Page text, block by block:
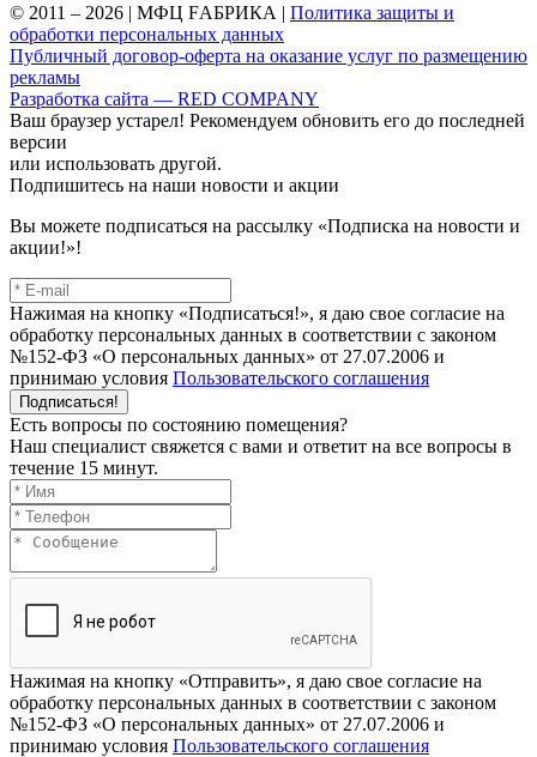
© 2011 – 2026 | МФЦ FАБРИКА | Политика защиты и
обработки персональных данных
Публичный договор-оферта на оказание услуг по размещению
рекламы
Разработка сайта — RED COMPANY
Ваш браузер устарел! Рекомендуем обновить его до последней
версии
или использовать другой.
Подпишитесь на наши новости и акции
Вы можете подписаться на рассылку «Подписка на новости и
акции!»!
Нажимая на кнопку «Подписаться!», я даю свое согласие на
обработку персональных данных в соответствии с законом
№152-ФЗ «О персональных данных» от 27.07.2006 и
принимаю условия Пользовательского соглашения
Подписаться!
Есть вопросы по состоянию помещения?
Наш специалист свяжется с вами и ответит на все вопросы в
течение 15 минут.
Нажимая на кнопку «Отправить», я даю свое согласие на
обработку персональных данных в соответствии с законом
№152-ФЗ «О персональных данных» от 27.07.2006 и
принимаю условия Пользовательского соглашения